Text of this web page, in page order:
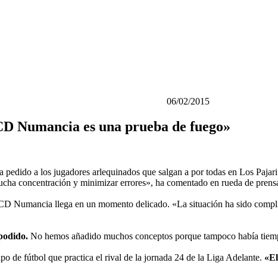
06/02/2015
Numancia es una prueba de fuego»
pedido a los jugadores arlequinados que salgan a por todas en Los
concentración y minimizar errores», ha comentado en rueda de
Numancia llega en un momento delicado. «La situación ha sido
No hemos añadido muchos conceptos porque tampoco había
de fútbol que practica el rival de la jornada 24 de la Liga Adelante.